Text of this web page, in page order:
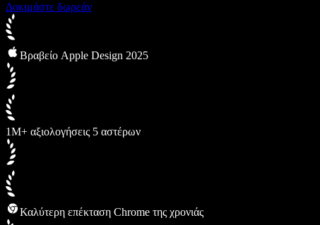
Δοκιμάστε δωρεάν
Βραβείο Apple Design 2025
1M+ αξιολογήσεις 5 αστέρων
Καλύτερη επέκταση Chrome της χρονιάς